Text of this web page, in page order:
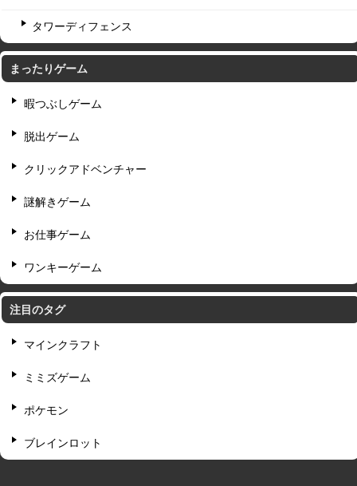
タワーディフェンス
まったりゲーム
暇つぶしゲーム
脱出ゲーム
クリックアドベンチャー
謎解きゲーム
お仕事ゲーム
ワンキーゲーム
注目のタグ
マインクラフト
ミミズゲーム
ポケモン
ブレインロット